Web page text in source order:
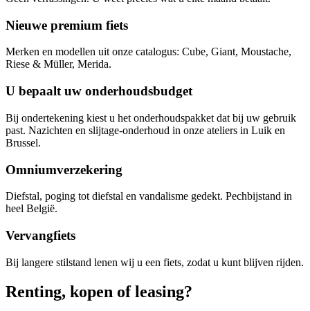
Nieuwe premium fiets
Merken en modellen uit onze catalogus: Cube, Giant, Moustache,
Riese & Müller, Merida.
U bepaalt uw onderhoudsbudget
Bij ondertekening kiest u het onderhoudspakket dat bij uw gebruik
past. Nazichten en slijtage-onderhoud in onze ateliers in Luik en
Brussel.
Omniumverzekering
Diefstal, poging tot diefstal en vandalisme gedekt. Pechbijstand in
heel België.
Vervangfiets
Bij langere stilstand lenen wij u een fiets, zodat u kunt blijven rijden.
Renting, kopen of leasing?